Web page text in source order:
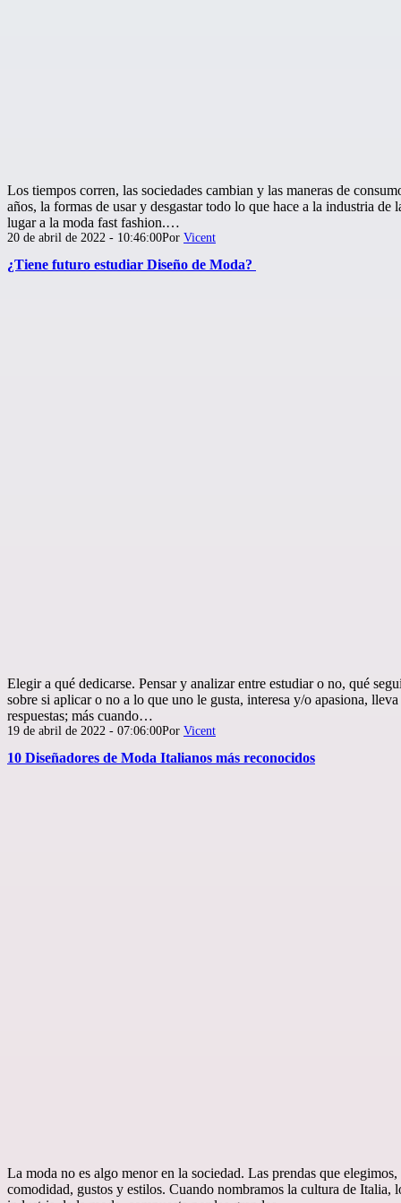
Los tiempos corren, las sociedades cambian y las maneras de
años, la formas de usar y desgastar todo lo que hace a la industria de
lugar a la moda fast fashion.…
Publicada
20 de abril de 2022 - 10:46:00Por Vicent
¿Tiene futuro estudiar Diseño de Moda?
Elegir a qué dedicarse. Pensar y analizar entre estudiar o no, qué
sobre si aplicar o no a lo que uno le gusta, interesa y/o apasiona,
respuestas; más cuando…
Publicada
19 de abril de 2022 - 07:06:00Por Vicent
10 Diseñadores de Moda Italianos más reconocidos
La moda no es algo menor en la sociedad. Las prendas que
comodidad, gustos y estilos. Cuando nombramos la cultura de Italia,